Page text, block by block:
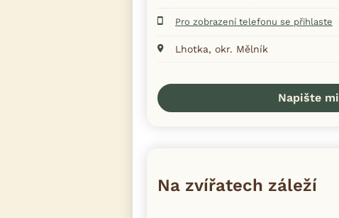
Pro zobrazení telefonu se přihlaste
Lhotka, okr. Mělník
Napište mi
Na zvířatech záleží